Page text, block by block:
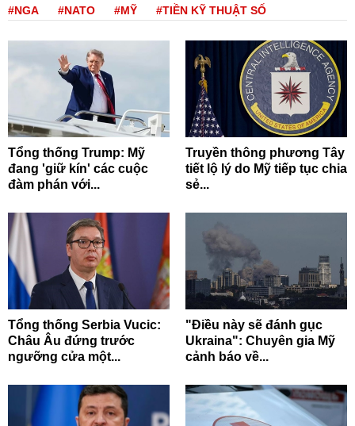
#NGA #NATO #MỸ #TIỀN KỸ THUẬT SỐ
Tổng thống Trump: Mỹ
đang 'giữ kín' các cuộc
đàm phán với...
Truyền thông phương Tây
tiết lộ lý do Mỹ tiếp tục chia
sẻ...
Tổng thống Serbia Vucic:
Châu Âu đứng trước
ngưỡng cửa một...
"Điều này sẽ đánh gục
Ukraina": Chuyên gia Mỹ
cảnh báo về...